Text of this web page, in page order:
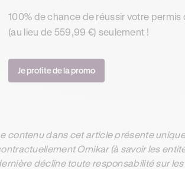
100% de chance de réussir votre
(au lieu de 559,99 €) seulement !
Je profite de la promo
contenu dans cet article présente
Ornikar (à savoir les
décline toute responsabilité sur